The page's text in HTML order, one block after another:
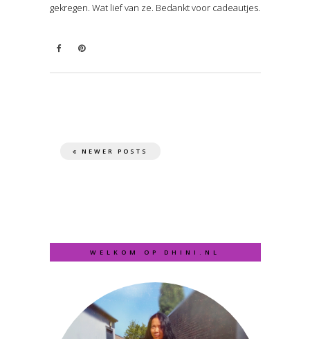
gekregen. Wat lief van ze. Bedankt voor cadeautjes.
NEWER POSTS
WELKOM OP DHINI.NL